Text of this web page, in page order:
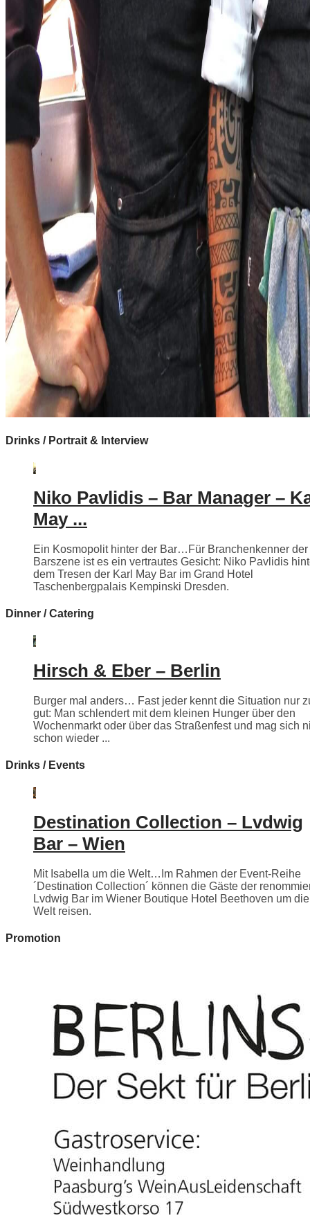
Drinks / Portrait & Interview
Niko Pavlidis – Bar Manager –
May ...
Ein Kosmopolit hinter der Bar…Für Branchenkenner der
Barszene ist es ein vertrautes Gesicht: Niko Pavlidis
dem Tresen der Karl May Bar im Grand Hotel
Taschenbergpalais Kempinski Dresden.
Dinner / Catering
Hirsch & Eber – Berlin
Burger mal anders… Fast jeder kennt die Situation nur
gut: Man schlendert mit dem kleinen Hunger über den
Wochenmarkt oder über das Straßenfest und mag sich
schon wieder ...
Drinks / Events
Destination Collection – Lvdwig
Bar – Wien
Mit Isabella um die Welt…Im Rahmen der Event-Reihe
´Destination Collection´ können die Gäste der
Lvdwig Bar im Wiener Boutique Hotel Beethoven um die
Welt reisen.
Promotion